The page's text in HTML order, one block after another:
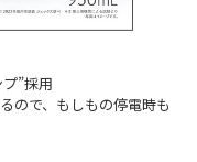
”採用
ので、もしもの停電時も